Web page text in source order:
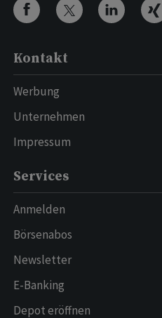
Kontakt
Werbung
Unternehmen
Impressum
Services
Anmelden
Börsenabos
Newsletter
E-Banking
Depot eröffnen